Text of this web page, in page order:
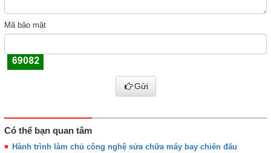
Mã bảo mật
Gửi
Có thể bạn quan tâm
Hành trình làm chủ công nghệ sửa chữa máy bay chiến đấu